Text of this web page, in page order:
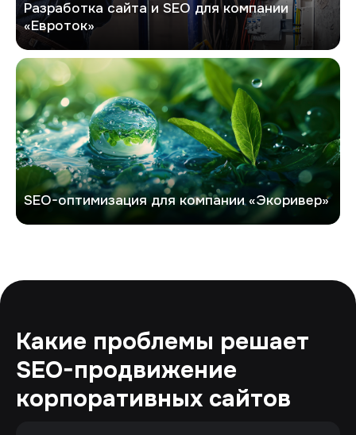
Разработка сайта и SEO для компании
«Евроток»
Экоривер
SEO-оптимизация для компании «Экоривер»
Какие проблемы решает
SEO-продвижение
корпоративных сайтов